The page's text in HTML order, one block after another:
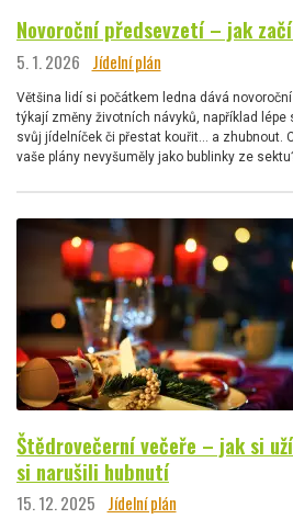
Novoroční předsevzetí – jak
5. 1. 2026 Jídelní plán
Většina lidí si počátkem ledna dává
týkají změny životních návyků, například lépe
svůj jídelníček či přestat kouřit… a zhubnout.
vaše plány nevyšuměly jako bublinky ze
Štědrovečerní večeře – jak si
si narušili hubnutí
15. 12. 2025 Jídelní plán